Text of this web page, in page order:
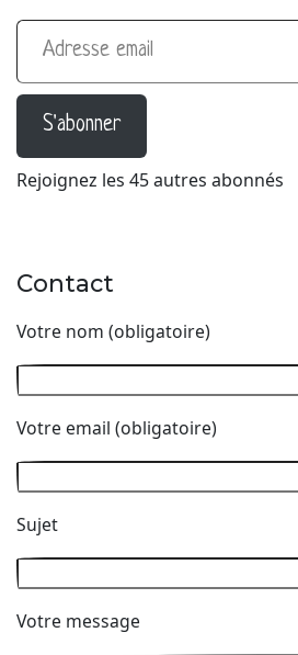
Adresse email
S'abonner
Rejoignez les 45 autres abonnés
Contact
Votre nom (obligatoire)
Votre email (obligatoire)
Sujet
Votre message